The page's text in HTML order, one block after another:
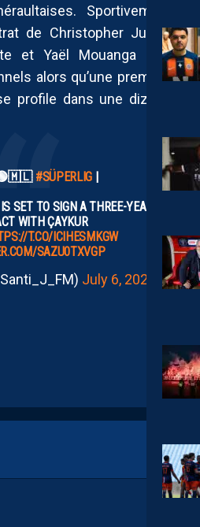
Sportivement,
de Christopher Jullien,
et Yaël Mouanga sont
alors qu’une première
profile dans une dizaine
🟢🇲🇱 #SÜPERLIG|
SET TO SIGN A THREE-YEAR
WITH ÇAYKUR
T.CO/ICIHESMKGW
SAZU0TXVGP
July 6, 2026